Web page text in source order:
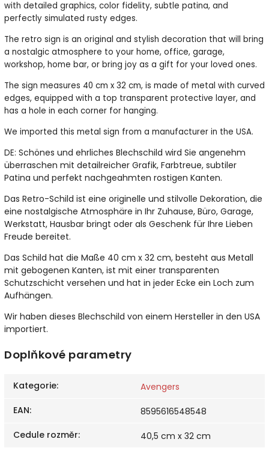
with detailed graphics, color fidelity, subtle patina, and
perfectly simulated rusty edges.
The retro sign is an original and stylish decoration that will bring
a nostalgic atmosphere to your home, office, garage,
workshop, home bar, or bring joy as a gift for your loved ones.
The sign measures 40 cm x 32 cm, is made of metal with curved
edges, equipped with a top transparent protective layer, and
has a hole in each corner for hanging.
We imported this metal sign from a manufacturer in the USA.
DE: Schönes und ehrliches Blechschild wird Sie angenehm
überraschen mit detailreicher Grafik, Farbtreue, subtiler
Patina und perfekt nachgeahmten rostigen Kanten.
Das Retro-Schild ist eine originelle und stilvolle Dekoration, die
eine nostalgische Atmosphäre in Ihr Zuhause, Büro, Garage,
Werkstatt, Hausbar bringt oder als Geschenk für Ihre Lieben
Freude bereitet.
Das Schild hat die Maße 40 cm x 32 cm, besteht aus Metall
mit gebogenen Kanten, ist mit einer transparenten
Schutzschicht versehen und hat in jeder Ecke ein Loch zum
Aufhängen.
Wir haben dieses Blechschild von einem Hersteller in den USA
importiert.
Doplňkové parametry
Kategorie:
Avengers
EAN:
8595616548548
Cedule rozměr: 40,5 cm x 32 cm